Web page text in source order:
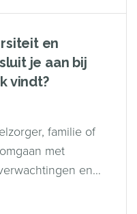
en
je aan bij
vindt?
familie of
met
en